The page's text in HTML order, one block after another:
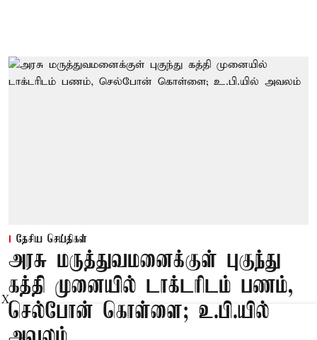
தேசிய செய்திகள்
அரசு மருத்துவமனைக்குள் புகுந்து
கத்தி முனையில் டாக்டரிடம் பணம்,
செல்போன் கொள்ளை; உ.பி.யில்
X